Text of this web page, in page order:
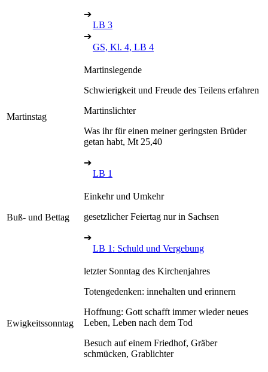
➔
LB 3
➔
GS, Kl. 4, LB 4
Martinstag
Martinslegende
Schwierigkeit und Freude des Teilens erfahren
Martinslichter
Was ihr für einen meiner geringsten Brüder
getan habt, Mt 25,40
➔
LB 1
Buß- und Bettag
Einkehr und Umkehr
gesetzlicher Feiertag nur in Sachsen
➔
LB 1: Schuld und Vergebung
Ewigkeitssonntag
letzter Sonntag des Kirchenjahres
Totengedenken: innehalten und erinnern
Hoffnung: Gott schafft immer wieder neues
Leben, Leben nach dem Tod
Besuch auf einem Friedhof, Gräber
schmücken, Grablichter